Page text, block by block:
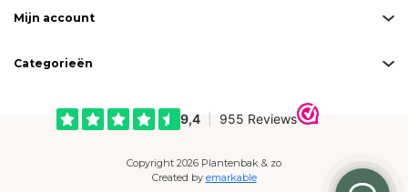
Mijn account
Categorieën
Copyright 2026 Plantenbak & zo
Created by emarkable